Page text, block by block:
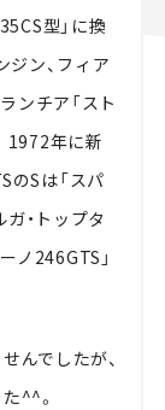
型」に換
ジン、フィア
ンチア「スト
1972年に新
のSは「スパ
・トップタ
ノ246GTS」
んでしたが、
^^。